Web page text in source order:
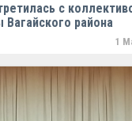
с
района
1